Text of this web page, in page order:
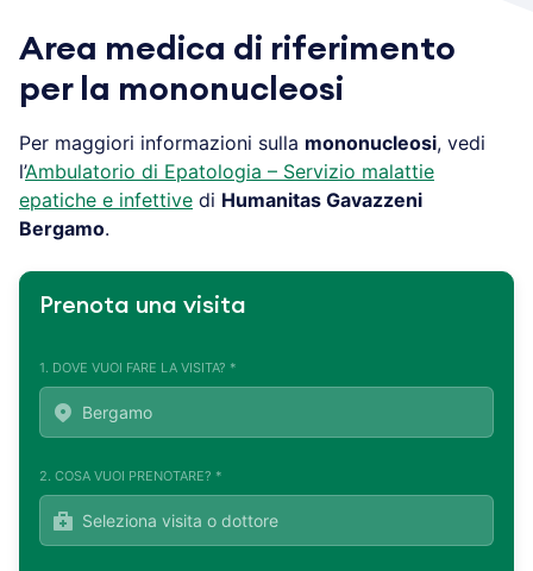
Area medica di riferimento
per la mononucleosi
Per maggiori informazioni sulla mononucleosi, vedi
l’Ambulatorio di Epatologia – Servizio malattie
epatiche e infettive di Humanitas Gavazzeni
Bergamo.
Prenota una visita
1. DOVE VUOI FARE LA VISITA? *
2. COSA VUOI PRENOTARE? *